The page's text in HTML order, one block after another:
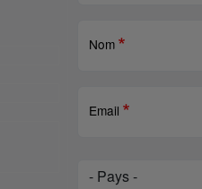
Nom
Email
Pays
Pays